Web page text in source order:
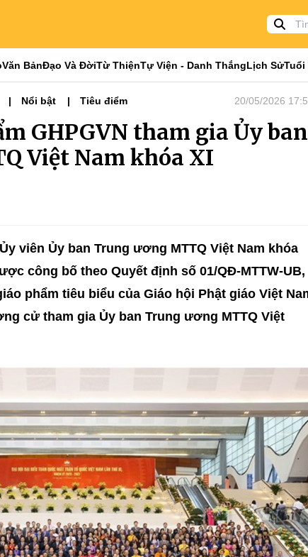
Văn BảnĐạo Và ĐờiTừ ThiệnTự Viện - Danh ThắngLịch SửTuổi
Nổi bật Tiêu điểm 20/05/2026
GHPGVN tham gia Ủy ban
Việt Nam khóa XI
viên Ủy ban Trung ương MTTQ Việt Nam khóa
công bố theo Quyết định số 01/QĐ-MTTW-UB,
phẩm tiêu biểu của Giáo hội Phật giáo Việt
cử tham gia Ủy ban Trung ương MTTQ Việt